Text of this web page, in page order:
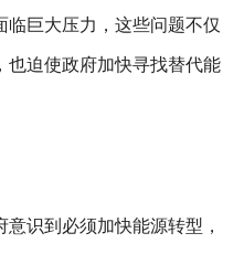
临巨大压力，这些问题不仅
也迫使政府加快寻找替代能
识到必须加快能源转型，